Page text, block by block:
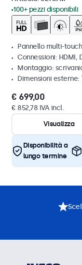
100+ pezzi disponibili
Pannello multi-
Connessioni: HDMI,
Montaggio:
Dimensioni esterne:
€ 699,00
€ 852,78 IVA incl.
Visualizza
Disponibilità a
lungo termine